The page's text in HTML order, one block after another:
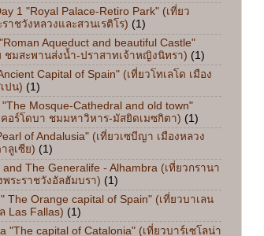
1 "Royal Palace-Retiro Park" (เที่ยว
าชวังหลวงและสวนเรติโร) (1)
Aqueduct and beautiful Castle"
ชมสะพานส่งน้ำ-ปราสาทเจ้าหญิงนิทรา) (1)
Capital of Spain" (เที่ยวโทเลโด เมือง
ปน) (1)
Mosque-Cathedral and old town"
คอร์โดบา ชมมหาวิหาร-มัสยิดเมซกิตา) (1)
of Andalusia" (เที่ยวเซบีญา เมืองหลวง
ลูเซีย) (1)
The Generalife - Alhambra (เที่ยวกรานา
ระราชวังอัลฮัมบรา) (1)
The Orange capital of Spain" (เที่ยวบาเลน
Las Fallas) (1)
"The capital of Catalonia" (เที่ยวบาร์เซโลน่า